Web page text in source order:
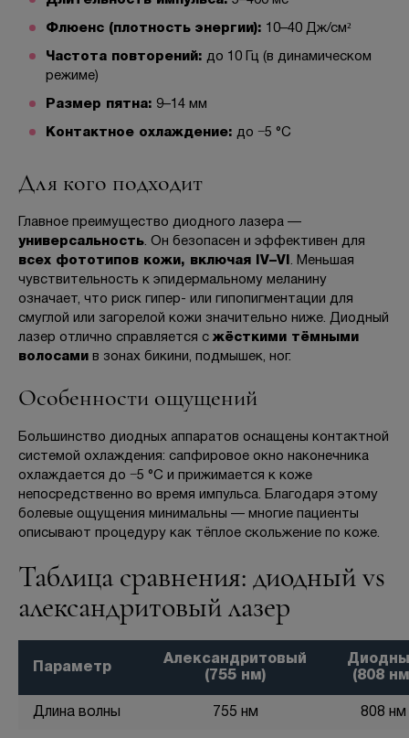
Флюенс (плотность энергии): 10–40 Дж/см²
Частота повторений: до 10 Гц (в динамическом
режиме)
Размер пятна: 9–14 мм
Контактное охлаждение: до −5 °C
Для кого подходит
Главное преимущество диодного лазера —
универсальность. Он безопасен и эффективен для
всех фототипов кожи, включая IV–VI . Меньшая
чувствительность к эпидермальному меланину
означает, что риск гипер- или гипопигментации для
смуглой или загорелой кожи значительно ниже. Диодный
лазер отлично справляется сжёсткими тёмными
волосами в зонах бикини, подмышек, ног.
Особенности ощущений
Большинство диодных аппаратов оснащены контактной
системой охлаждения: сапфировое окно наконечника
охлаждается до −5 °C и прижимается к коже
непосредственно во время импульса. Благодаря этому
болевые ощущения минимальны — многие пациенты
описывают процедуру как тёплое скольжение по коже.
Таблица сравнения: диодный vs
александритовый лазер
Параметр
Александритовый
(755 нм)
(808
Длина волны 755 нм 808 нм